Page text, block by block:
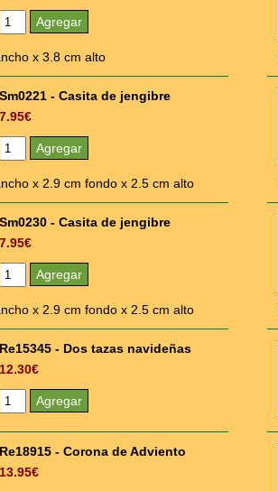
x 3.8 cm alto
Sm0221 - Casita de jengibre
7.95€
x 2.9 cm fondo x 2.5 cm alto
Sm0230 - Casita de jengibre
7.95€
x 2.9 cm fondo x 2.5 cm alto
Re15345 - Dos tazas navideñas
12.30€
Re18915 - Corona de Adviento
13.95€